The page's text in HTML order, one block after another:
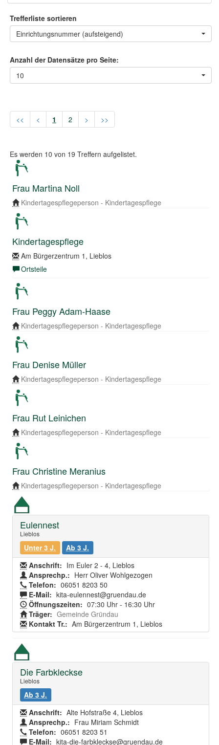
Trefferliste sortieren
Einrichtungsnummer (aufsteigend)
Anzahl der Datensätze pro Seite:
10
<< < 1 2 > >>
Es werden 10 von 19 Treffern aufgelistet.
Frau Martina Noll
Kindertagespflegeperson - Kindertagespflege
Kindertagespflege
Am Bürgerzentrum 1, Lieblos
Ortsteile
Frau Peggy Adam-Haase
Kindertagespflegeperson - Kindertagespflege
Frau Denise Müller
Kindertagespflegeperson - Kindertagespflege
Frau Rut Leinichen
Kindertagespflegeperson - Kindertagespflege
Frau Christine Meranius
Kindertagespflegeperson - Kindertagespflege
Eulennest
Lieblos
Unter 3 J.
Ab 3 J.
Anschrift: Im Euler 2 - 4, Lieblos
Ansprechp.: Herr Oliver Wohlgezogen
Telefon: 06051 8203 50
E-Mail: kita-eulennest@gruendau.de
Öffnungszeiten: 07:30 Uhr - 16:30 Uhr
Träger: Gemeinde Gründau
Kontakt Tr.: Am Bürgerzentrum 1, Lieblos
Die Farbkleckse
Lieblos
Ab 3 J.
Anschrift: Alte Hofstraße 4, Lieblos
Ansprechp.: Frau Miriam Schmidt
Telefon: 06051 8203 51
E-Mail: kita-die-farbkleckse@gruendau.de